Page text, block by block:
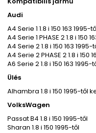
Audi
A4 Serie 1 1.8 i 150 163 1995-
A4 Serie 1 PHASE 2 1.8 i 150
A4 Serie 2 1.8 i 150 163 1995-
A4 Serie 2 PHASE 2 1.8 i 150
A6 Serie 2 1.8 i 150 163
Ülés
Alhambra 1.8 i 150 1995-től
VolksWagen
Passat B4 1.8 i 150 1995-től
Sharan 1.8 i 150 1995-től